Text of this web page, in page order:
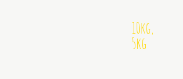
10kg,
5kg